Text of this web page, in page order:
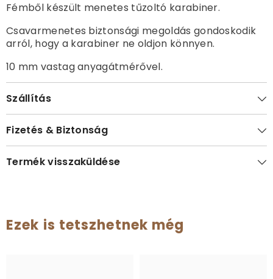
Fémből készült menetes tűzoltó karabiner.
Csavarmenetes biztonsági megoldás gondoskodik
arról, hogy a karabiner ne oldjon könnyen.
10 mm vastag anyagátmérővel.
Szállítás
Fizetés & Biztonság
Termék visszaküldése
Ezek is tetszhetnek még